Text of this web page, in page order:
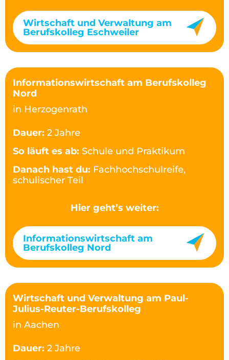
Wirtschaft und Verwaltung am
Berufskolleg Eschweiler
Informationswirtschaft am Berufskolleg
Nord
in Herzogenrath
Dauer: 2 Jahre
So läuft es ab: Schule und Praktikum
Danach hast du: Fachhochschulreife,
schulischer Teil
Hier geht’s weiter:
Informationswirtschaft am
Berufskolleg Nord
Wirtschaft und Verwaltung am Paul-
Julius-Reuter-Berufskolleg
in Aachen
Dauer: 2 Jahre